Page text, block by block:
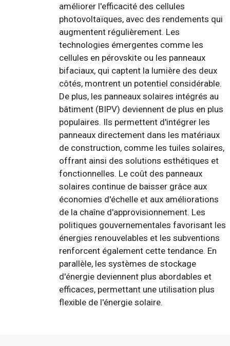
améliorer l'efficacité des cellules
photovoltaïques, avec des rendements qui
augmentent régulièrement. Les
technologies émergentes comme les
cellules en pérovskite ou les panneaux
bifaciaux, qui captent la lumière des deux
côtés, montrent un potentiel considérable.
De plus, les panneaux solaires intégrés au
bâtiment (BIPV) deviennent de plus en plus
populaires. Ils permettent d'intégrer les
panneaux directement dans les matériaux
de construction, comme les tuiles solaires,
offrant ainsi des solutions esthétiques et
fonctionnelles. Le coût des panneaux
solaires continue de baisser grâce aux
économies d'échelle et aux améliorations
de la chaîne d'approvisionnement. Les
politiques gouvernementales favorisant les
énergies renouvelables et les subventions
renforcent également cette tendance. En
parallèle, les systèmes de stockage
d'énergie deviennent plus abordables et
efficaces, permettant une utilisation plus
flexible de l'énergie solaire.